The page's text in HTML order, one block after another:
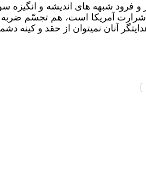
و فرود شبهه های اندیشه و
شرارت آمریکا است، هم تجسّم
آنان نمیتوان از حقد و کینه